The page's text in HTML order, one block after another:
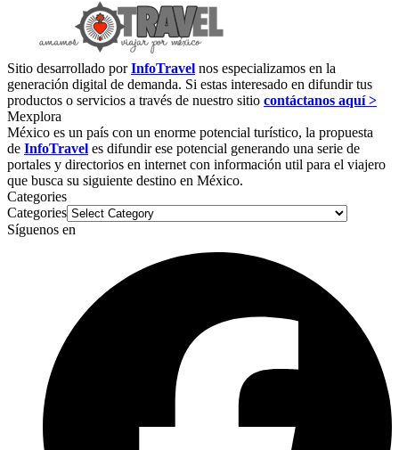
Sitio desarrollado porInfoTravel nos especializamos en la
generación digital de demanda. Si estas interesado en difundir tus
productos o servicios a través de nuestro sitio contáctanos aquí >
Mexplora
México es un país con un enorme potencial turístico, la propuesta
de InfoTravel es difundir ese potencial generando una serie de
portales y directorios en internet con información util para el viajero
que busca su siguiente destino en México.
Categories
Categories
Síguenos en